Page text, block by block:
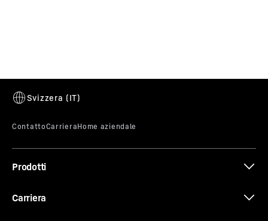
LR 636 Litronic
Prodotti
Carriera